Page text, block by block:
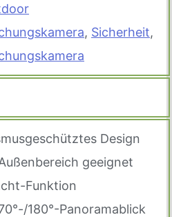
, Sicherheit,
Design
geeignet
Funktion
180°-Panoramablick